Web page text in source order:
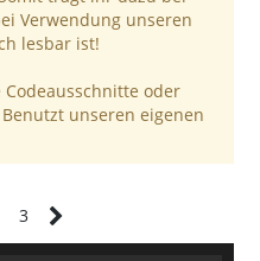
Verwendung unseren
lesbar ist!
oder
unseren eigenen
3